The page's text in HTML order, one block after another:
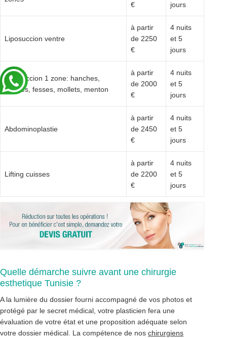
€
jours
Liposuccion ventre
à partir
de 2250
€
4 nuits
et 5
jours
Liposuccion 1 zone: hanches,
cuisses, fesses, mollets, menton
à partir
de 2000
€
4 nuits
et 5
jours
Abdominoplastie
à partir
de 2450
€
4 nuits
et 5
jours
Lifting cuisses
à partir
de 2200
€
4 nuits
et 5
jours
Quelle démarche suivre avant une chirurgie
esthetique Tunisie ?
A la lumière du dossier fourni accompagné de vos photos et
protégé par le secret médical, votre plasticien fera une
évaluation de votre état et une proposition adéquate selon
votre dossier médical. La compétence de nos chirurgiens